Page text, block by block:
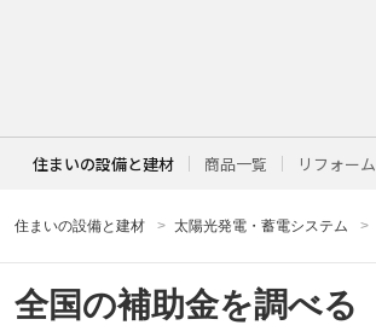
住まいの設備と建材 商品一覧 リフォーム
住まいの設備と建材 太陽光発電・蓄電システム
全国の補助金を調べる